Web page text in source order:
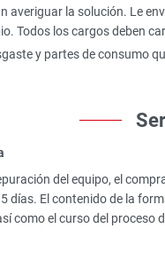
averiguar la solución. Le
Todos los cargos deben
y partes de consumo
del equipo, el
días. El contenido de la
como el curso del proceso